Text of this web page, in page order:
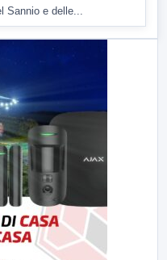
Sannio e delle...